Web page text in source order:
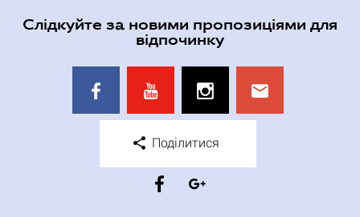
Слідкуйте за новими пропозиціями для
відпочинку
Поділитися